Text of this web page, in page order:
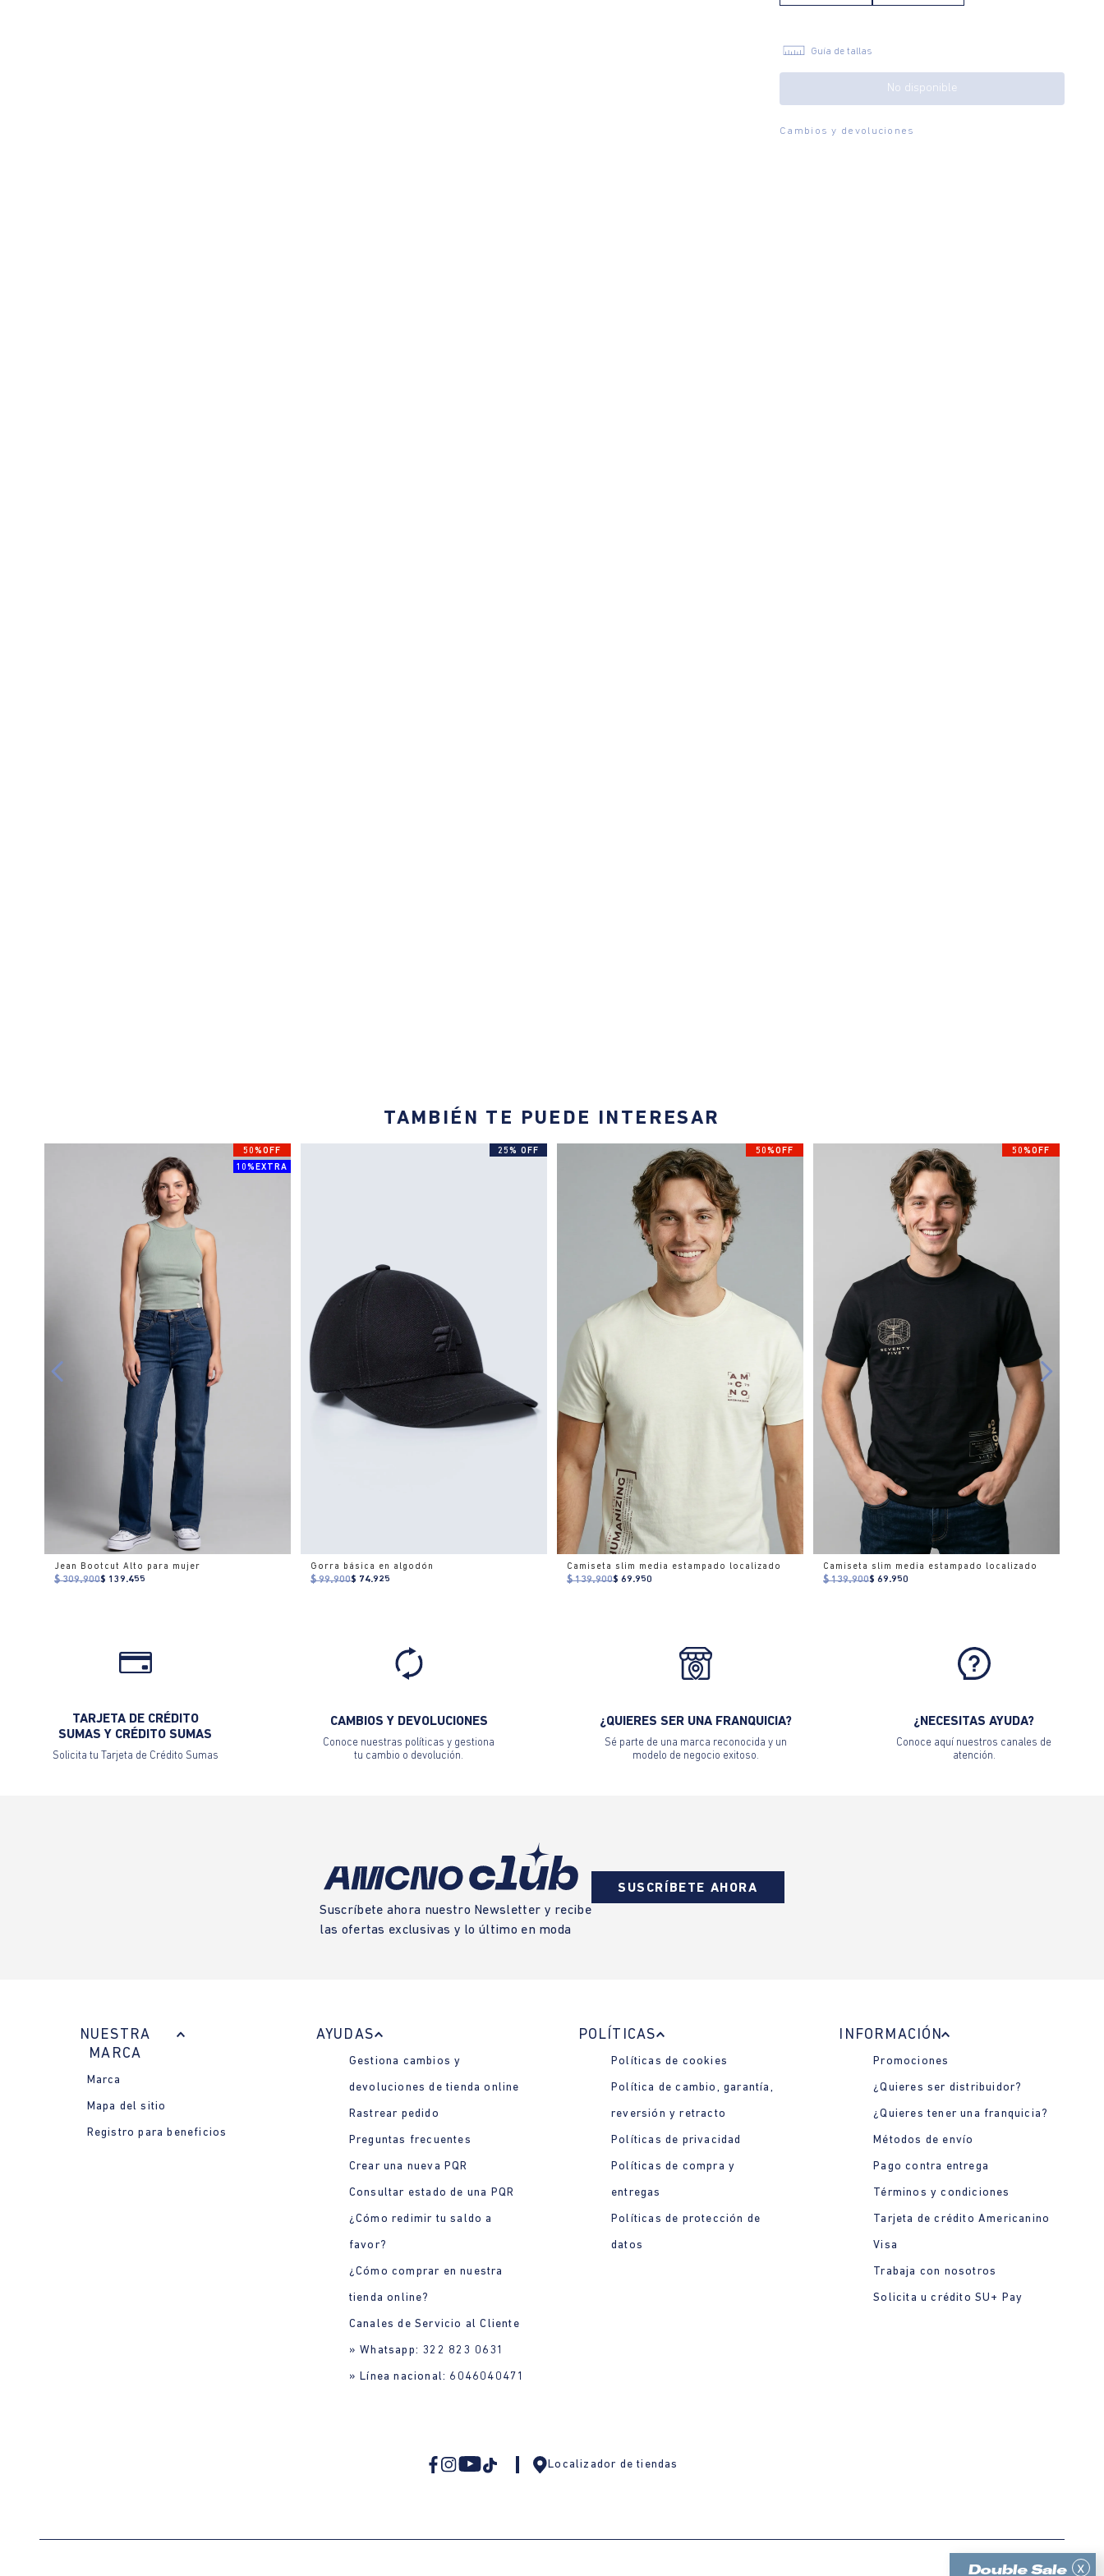
x
Guía de tallas
No disponible
Cambios y devoluciones
TAMBIÉN TE PUEDE INTERESAR
50%OFF
10%EXTRA
Jean Bootcut Alto para mujer
$ 309.900$ 139.455
25% OFF
Gorra básica en algodón
$ 99.900$ 74.925
50%OFF
Camiseta slim media estampado localizado
$ 139.900$ 69.950
50%OFF
Camiseta slim media estampado localizado
$ 139.900$ 69.950
TARJETA DE CRÉDITO
SUMAS Y CRÉDITO SUMAS
Solicita tu Tarjeta de Crédito Sumas
CAMBIOS Y DEVOLUCIONES
Conoce nuestras políticas y gestiona
tu cambio o devolución.
¿QUIERES SER UNA FRANQUICIA?
Sé parte de una marca reconocida y un
modelo de negocio exitoso.
¿NECESITAS AYUDA?
Conoce aquí nuestros canales de
atención.
Suscríbete ahora nuestro Newsletter y recibe
las ofertas exclusivas y lo último en moda
SUSCRÍBETE AHORA
NUESTRA
MARCA
Marca
Mapa del sitio
Registro para beneficios
AYUDAS
Gestiona cambios y
devoluciones de tienda online
Rastrear pedido
Preguntas frecuentes
Crear una nueva PQR
Consultar estado de una PQR
¿Cómo redimir tu saldo a
favor?
¿Cómo comprar en nuestra
tienda online?
Canales de Servicio al Cliente
» Whatsapp: 322 823 0631
» Línea nacional: 6046040471
POLÍTICAS
Políticas de cookies
Política de cambio, garantía,
reversión y retracto
Políticas de privacidad
Políticas de compra y
entregas
Políticas de protección de
datos
INFORMACIÓN
Promociones
¿Quieres ser distribuidor?
¿Quieres tener una franquicia?
Métodos de envío
Pago contra entrega
Términos y condiciones
Tarjeta de crédito Americanino
Visa
Trabaja con nosotros
Solicita u crédito SU+ Pay
Localizador de tiendas